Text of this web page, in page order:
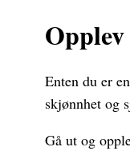
Enten du er
skjønnhet og
Gå ut og